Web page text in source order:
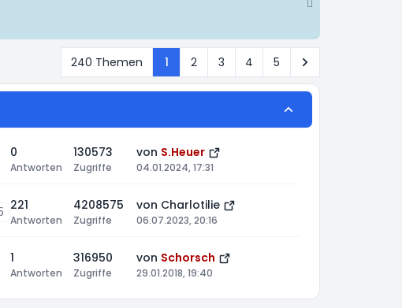
240 Themen 1 2 3 4 5
0
Antworten
130573
Zugriffe
von S.Heuer
04.01.2024, 17:31
221
Antworten
4208575
Zugriffe
von Charlotilie
06.07.2023, 20:16
1
Antworten
316950
Zugriffe
von Schorsch
29.01.2018, 19:40